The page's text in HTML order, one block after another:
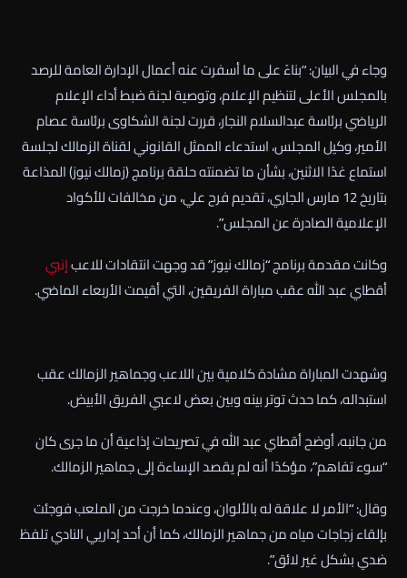
وجاء في البيان: “بناءً على ما أسفرت عنه أعمال الإدارة العامة للرصد
بالمجلس الأعلى لتنظيم الإعلام، وتوصية لجنة ضبط أداء الإعلام
الرياضي برئاسة عبدالسلام النجار، قررت لجنة الشكاوى برئاسة عصام
الأمير، وكيل المجلس، استدعاء الممثل القانوني لقناة الزمالك لجلسة
استماع غدًا الاثنين، بشأن ما تضمنته حلقة برنامج (زمالك نيوز) المذاعة
بتاريخ 12 مارس الجاري، تقديم فرح علي، من مخالفات للأكواد
الإعلامية الصادرة عن المجلس”.
وكانت مقدمة برنامج “زمالك نيوز” قد وجهت انتقادات للاعبإنبي
أقطاي عبد الله عقب مباراة الفريقين، التي أقيمت الأربعاء الماضي.
وشهدت المباراة مشادة كلامية بين اللاعب وجماهير الزمالك عقب
استبداله، كما حدث توتر بينه وبين بعض لاعبي الفريق الأبيض.
من جانبه، أوضح أقطاي عبد الله في تصريحات إذاعية أن ما جرى كان
“سوء تفاهم”، مؤكدًا أنه لم يقصد الإساءة إلى جماهير الزمالك.
وقال: “الأمر لا علاقة له بالألوان، وعندما خرجت من الملعب فوجئت
بإلقاء زجاجات مياه من جماهير الزمالك، كما أن أحد إداريي النادي تلفظ
ضدي بشكل غير لائق”.